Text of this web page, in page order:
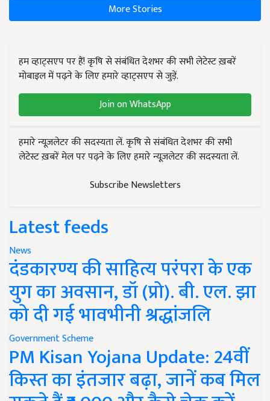
More Stories
हम व्हाट्सएप पर हैं! कृषि से संबंधित देशभर की सभी लेटेस्ट ख़बरें
मोबाइल में पढ़ने के लिए हमारे व्हाट्सएप से जुड़ें.
Join on WhatsApp
हमारे न्यूज़लेटर की सदस्यता लें. कृषि से संबंधित देशभर की सभी
लेटेस्ट ख़बरें मेल पर पढ़ने के लिए हमारे न्यूज़लेटर की सदस्यता लें.
Subscribe Newsletters
Latest feeds
News
दंडकारण्य की साहित्य परंपरा के एक
युग का अवसान, डॉ (प्रो). बी. एल. झा
को दी गई भावभीनी श्रद्धांजलि
Government Scheme
PM Kisan Yojana Update: 24वीं
किस्त का इंतजार बढ़ा, जानें कब मिल